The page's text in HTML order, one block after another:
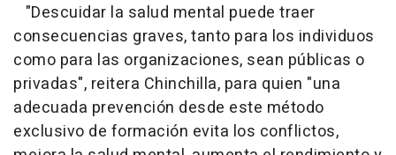
"Descuidar la salud mental puede traer
consecuencias graves, tanto para los individuos
como para las organizaciones, sean públicas o
privadas", reitera Chinchilla, para quien "una
adecuada prevención desde este método
exclusivo de formación evita los conflictos,